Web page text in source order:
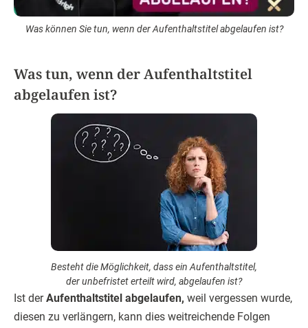
Was können Sie tun, wenn der Aufenthaltstitel abgelaufen ist?
Was tun, wenn der Aufenthaltstitel
abgelaufen ist?
Besteht die Möglichkeit, dass ein Aufenthaltstitel,
der unbefristet erteilt wird, abgelaufen ist?
Ist derAufenthaltstitel abgelaufen, weil vergessen wurde,
diesen zu verlängern, kann dies weitreichende Folgen